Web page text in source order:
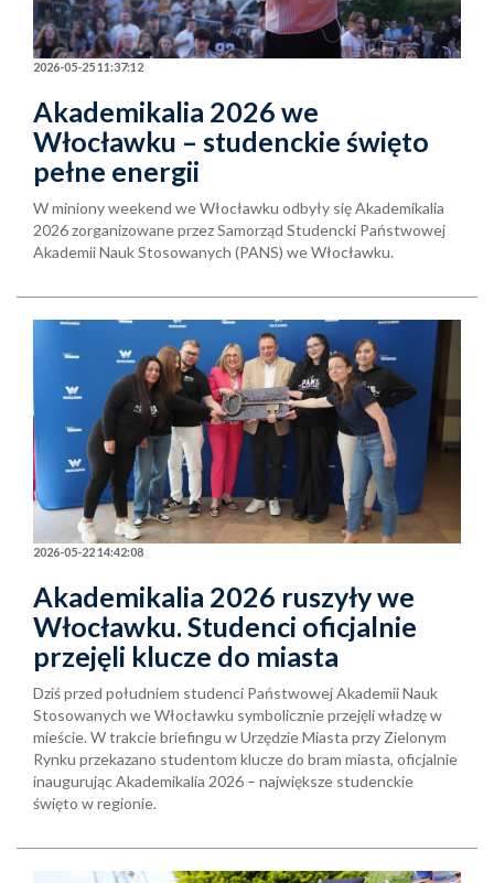
2026-05-25 11:37:12
Akademikalia 2026 we
Włocławku – studenckie święto
pełne energii
W miniony weekend we Włocławku odbyły się Akademikalia
2026 zorganizowane przez Samorząd Studencki Państwowej
Akademii Nauk Stosowanych (PANS) we Włocławku.
2026-05-22 14:42:08
Akademikalia 2026 ruszyły we
Włocławku. Studenci oficjalnie
przejęli klucze do miasta
Dziś przed południem studenci Państwowej Akademii Nauk
Stosowanych we Włocławku symbolicznie przejęli władzę w
mieście. W trakcie briefingu w Urzędzie Miasta przy Zielonym
Rynku przekazano studentom klucze do bram miasta, oficjalnie
inaugurując Akademikalia 2026 – największe studenckie
święto w regionie.